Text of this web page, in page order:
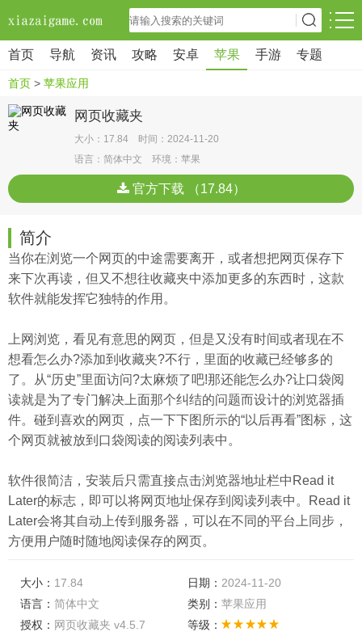
首页 导航 资讯 攻略 安卓 苹果 手游 专题
首页 > 苹果应用
网页收藏夹
大小：17.84 时间：2024-11-20
语言：简体中文 环境：苹果
官方下载 （17.84）
简介
当你在浏览一个网页的中途需要离开，或者想把网页保存下
来下次再读，但又不想往收藏夹中添加更多的东西时，这款
软件就能发挥它独特的作用。
上网浏览，看见有意思的网页，但是又没有时间或者现在不
想看怎么办?添加到收藏夹?不行，里面的收藏已经够多的
了。从“历史”里面访问?太麻烦了吧!那还能怎么办?让口袋阅
读就是为了专门解决上面那个纠结的问题而设计的浏览器插
件。碰到喜欢的网页，点一下下图所示的“以后再看”图标，这
个网页就被放到口袋阅读的阅读列表中。
软件很简洁，安装后只需直接点击浏览器地址栏中Read it
Later的标志，即可以将网页地址保存到阅读列表中。Read it
Later会将其自动上传到服务器，可以在不同的平台上同步，
方便用户随时随地阅读保存的网页。
大小： 17.84 日期： 2024-11-20
语言： 简体中文 类别： 苹果应用
授权： 网页收藏夹 v4.5.7
等级：